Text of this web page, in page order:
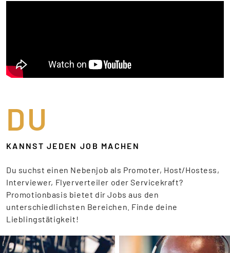
DU
KANNST JEDEN JOB MACHEN
Du suchst einen Nebenjob als Promoter, Host/Hostess,
Interviewer, Flyerverteiler oder Servicekraft?
Promotionbasis bietet dir Jobs aus den
unterschiedlichsten Bereichen. Finde deine
Lieblingstätigkeit!